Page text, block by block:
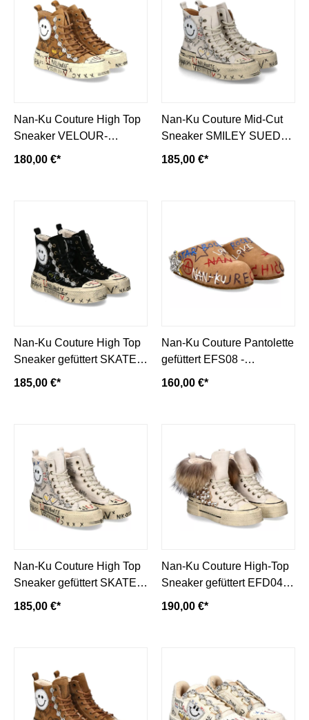
Nan-Ku Couture High Top
Sneaker VELOUR-
camel/braun
180,00 €*
Nan-Ku Couture Mid-Cut
Sneaker SMILEY SUEDE-
beige
185,00 €*
Nan-Ku Couture High Top
Sneaker gefüttert SKATER
SMILEY - black/schwarz
185,00 €*
Nan-Ku Couture Pantolette
gefüttert EFS08 -
camel/hellbraun
160,00 €*
Nan-Ku Couture High Top
Sneaker gefüttert SKATER
SMILEY - beige
185,00 €*
Nan-Ku Couture High-Top
Sneaker gefüttert EFD04C
- beige
190,00 €*